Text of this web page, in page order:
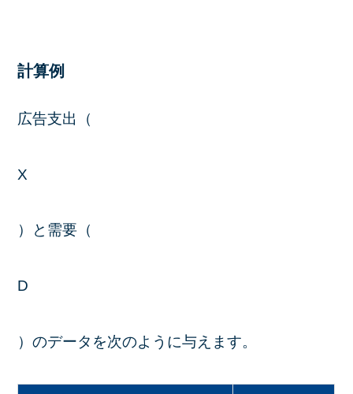
計算例
広告支出（
X
）と需要（
D
）のデータを次のように与えます。